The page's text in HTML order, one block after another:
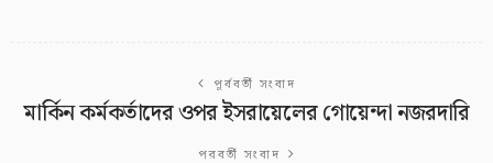
পূর্ববর্তী সংবাদ
মার্কিন কর্মকর্তাদের ওপর ইসরায়েলের গোয়েন্দা নজরদারি
পরবর্তী সংবাদ